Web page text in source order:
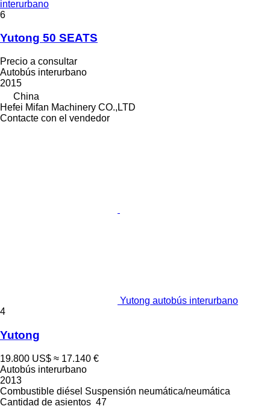
interurbano
6
Yutong 50 SEATS
Precio a consultar
Autobús interurbano
2015
China
Hefei Mifan Machinery CO.,LTD
Contacte con el vendedor
Yutong autobús interurbano
4
Yutong
19.800 US$ ≈ 17.140 €
Autobús interurbano
2013
Combustible diésel Suspensión neumática/neumática
Cantidad de asientos 47